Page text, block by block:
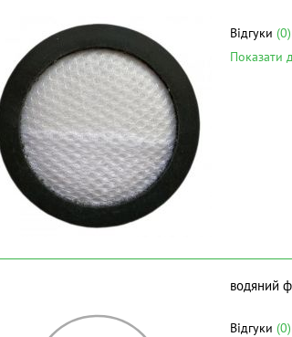
Відгуки (0)
Показати
водяний
Відгуки (0)